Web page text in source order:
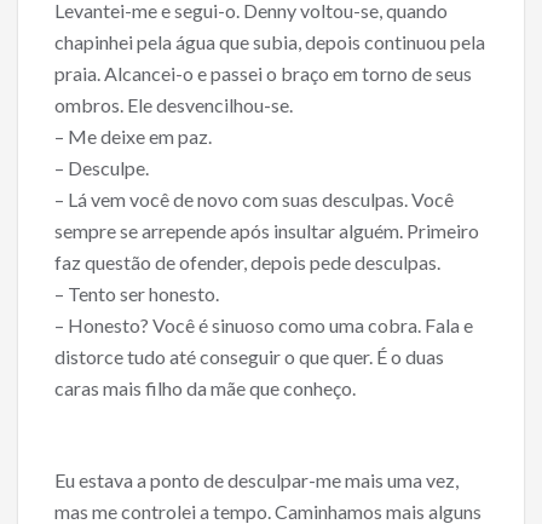
Levantei-me e segui-o. Denny voltou-se, quando
chapinhei pela água que subia, depois continuou pela
praia. Alcancei-o e passei o braço em torno de seus
ombros. Ele desvencilhou-se.
– Me deixe em paz.
– Desculpe.
– Lá vem você de novo com suas desculpas. Você
sempre se arrepende após insultar alguém. Primeiro
faz questão de ofender, depois pede desculpas.
– Tento ser honesto.
– Honesto? Você é sinuoso como uma cobra. Fala e
distorce tudo até conseguir o que quer. É o duas
caras mais filho da mãe que conheço.
Eu estava a ponto de desculpar-me mais uma vez,
mas me controlei a tempo. Caminhamos mais alguns